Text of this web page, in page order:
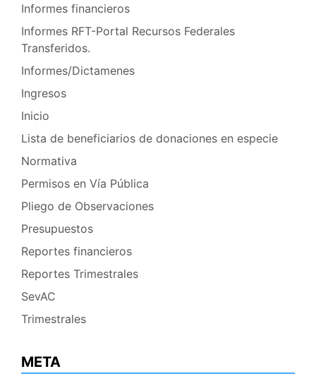
Informes financieros
Informes RFT-Portal Recursos Federales
Transferidos.
Informes/Dictamenes
Ingresos
Inicio
Lista de beneficiarios de donaciones en especie
Normativa
Permisos en Vía Pública
Pliego de Observaciones
Presupuestos
Reportes financieros
Reportes Trimestrales
SevAC
Trimestrales
META